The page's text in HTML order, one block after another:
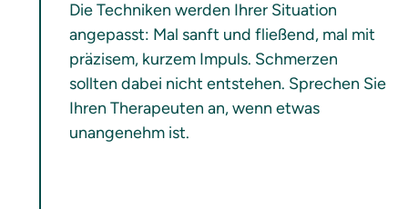
Die Techniken werden Ihrer Situation
angepasst: Mal sanft und fließend, mal mit
präzisem, kurzem Impuls. Schmerzen
sollten dabei nicht entstehen. Sprechen Sie
Ihren Therapeuten an, wenn etwas
unangenehm ist.